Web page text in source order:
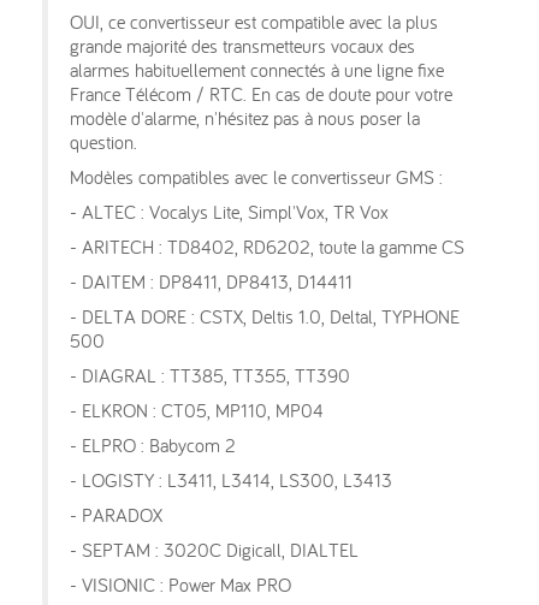
OUI, ce convertisseur est compatible avec la plus
grande majorité des transmetteurs vocaux des
alarmes habituellement connectés à une ligne fixe
France Télécom / RTC. En cas de doute pour votre
modèle d'alarme, n'hésitez pas à nous poser la
question.
Modèles compatibles avec le convertisseur GMS :
- ALTEC : Vocalys Lite, Simpl'Vox, TR Vox
- ARITECH : TD8402, RD6202, toute la gamme CS
- DAITEM : DP8411, DP8413, D14411
- DELTA DORE : CSTX, Deltis 1.0, Deltal, TYPHONE
500
- DIAGRAL : TT385, TT355, TT390
- ELKRON : CT05, MP110, MP04
- ELPRO : Babycom 2
- LOGISTY : L3411, L3414, LS300, L3413
- PARADOX
- SEPTAM : 3020C Digicall, DIALTEL
- VISIONIC : Power Max PRO